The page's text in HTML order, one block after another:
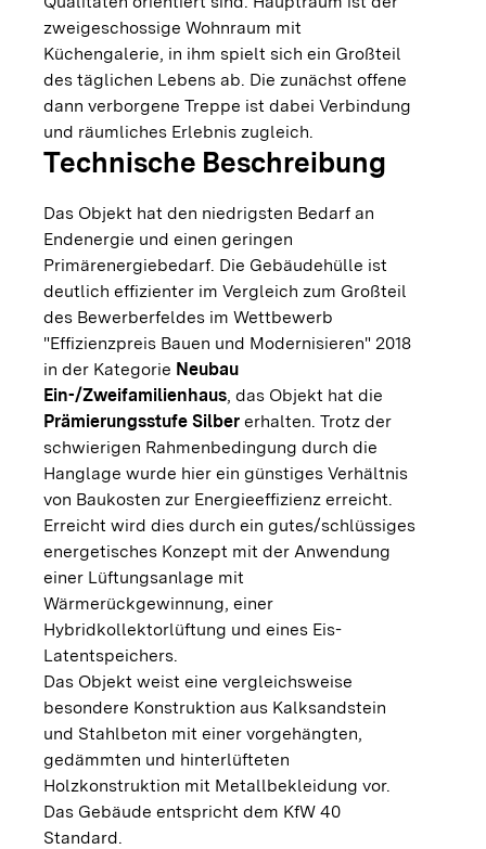
zweigeschossige Wohnraum mit
Küchengalerie, in ihm spielt sich ein Großteil
des täglichen Lebens ab. Die zunächst offene
dann verborgene Treppe ist dabei Verbindung
und räumliches Erlebnis zugleich.
Technische Beschreibung
Das Objekt hat den niedrigsten Bedarf an
Endenergie und einen geringen
Primärenergiebedarf. Die Gebäudehülle ist
deutlich effizienter im Vergleich zum Großteil
des Bewerberfeldes im Wettbewerb
"Effizienzpreis Bauen und Modernisieren" 2018
in der Kategorie Neubau
Ein-/Zweifamilienhaus, das Objekt hat die
Prämierungsstufe Silber erhalten. Trotz der
schwierigen Rahmenbedingung durch die
Hanglage wurde hier ein günstiges Verhältnis
von Baukosten zur Energieeffizienz erreicht.
Erreicht wird dies durch ein gutes/schlüssiges
energetisches Konzept mit der Anwendung
einer Lüftungsanlage mit
Wärmerückgewinnung, einer
Hybridkollektorlüftung und eines Eis-
Latentspeichers.
Das Objekt weist eine vergleichsweise
besondere Konstruktion aus Kalksandstein
und Stahlbeton mit einer vorgehängten,
gedämmten und hinterlüfteten
Holzkonstruktion mit Metallbekleidung vor.
Das Gebäude entspricht dem KfW 40
Standard.